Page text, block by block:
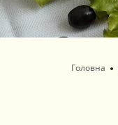
Головна